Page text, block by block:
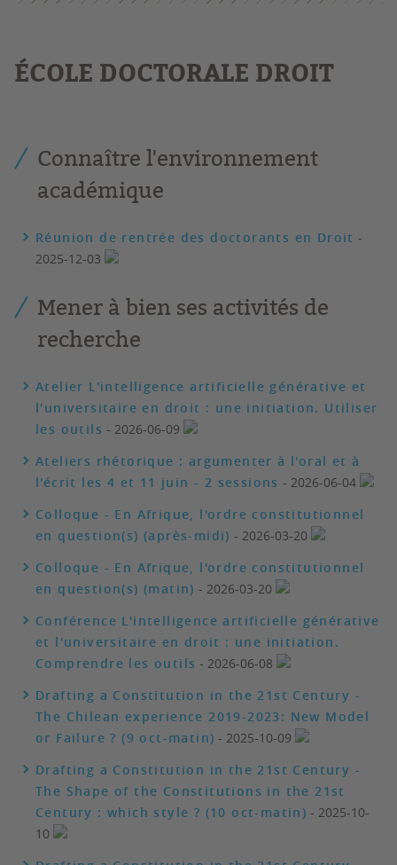
ÉCOLE DOCTORALE DROIT
Connaître l'environnement
académique
Réunion de rentrée des doctorants en Droit -
2025-12-03
Mener à bien ses activités de
recherche
Atelier L'intelligence artificielle générative et
l'universitaire en droit : une initiation. Utiliser
les outils - 2026-06-09
Ateliers rhétorique : argumenter à l'oral et à
l'écrit les 4 et 11 juin - 2 sessions - 2026-06-04
Colloque - En Afrique, l'ordre constitutionnel
en question(s) (après-midi) - 2026-03-20
Colloque - En Afrique, l'ordre constitutionnel
en question(s) (matin) - 2026-03-20
Conférence L'intelligence artificielle générative
et l'universitaire en droit : une initiation.
Comprendre les outils - 2026-06-08
Drafting a Constitution in the 21st Century -
The Chilean experience 2019-2023: New Model
or Failure ? (9 oct-matin) - 2025-10-09
Drafting a Constitution in the 21st Century -
The Shape of the Constitutions in the 21st
Century : which style ? (10 oct-matin) - 2025-10-
10